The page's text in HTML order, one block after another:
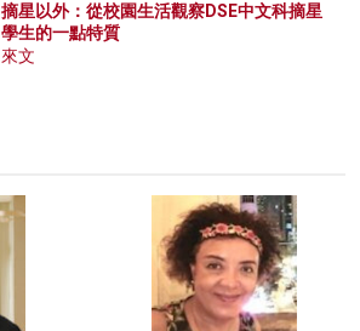
摘星以外：從校園生活觀察DSE中文科摘星
學生的一點特質
來文